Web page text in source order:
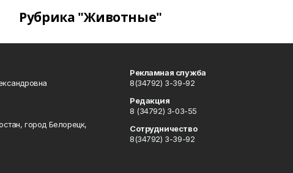
Рубрика "Животные"
город Белорецк,
Рекламная служба
8(34792) 3-39-92
Редакция
8 (34792) 3-03-55
Сотрудничество
8(34792) 3-39-92